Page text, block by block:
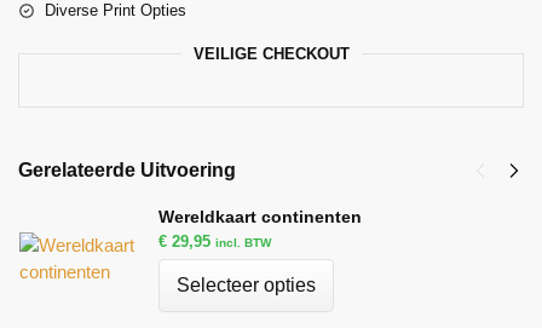
Diverse Print Opties
VEILIGE CHECKOUT
Gerelateerde Uitvoering
Wereldkaart continenten
€ 29,95 incl. BTW
Selecteer opties